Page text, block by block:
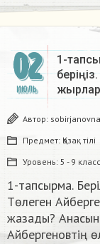
02
ИЮЛЬ
1-
Автор:
Предмет: Қазақ тiлi
Уровень: 5 - 9 класс
1-тапсырма.
Төлеген
жазады? Анасын
Айбергеновтің